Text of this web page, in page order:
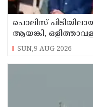
പൊലിസ്
ആയങ്കി,
കണ്ണൂരിലെ
SUN,9 AUG 2026